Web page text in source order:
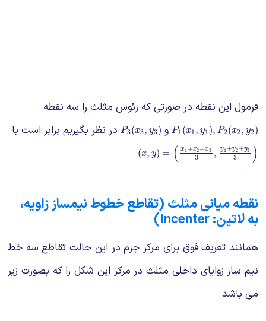
فرمول این نقطه در صورتی که رئوس مثلث را سه نقطه
P1 (x1 , y1 ), P2(x2, y2)
P1(x1,y1),P2(x2,y2) و P3(x3, y3)
P3(x3,y3 ) در نظر بگیریم برابر است با
(x, y) = ( x1 +x2+x3
3 , y1 +y2+y3
3 )
(x,y)= (x 1+x2+x33, y1+y2+y 3
نقطه میانی مثلث (تقاطع خطوط نیمساز زاویه،
به لاتین: Incenter)
همانند تعریف فوق برای مرکز جرم در این حالت تقاطع سه خط
نیم ساز زوایای داخلی مثلث در مرکز این شکل را که بصورت زیر
می باشد